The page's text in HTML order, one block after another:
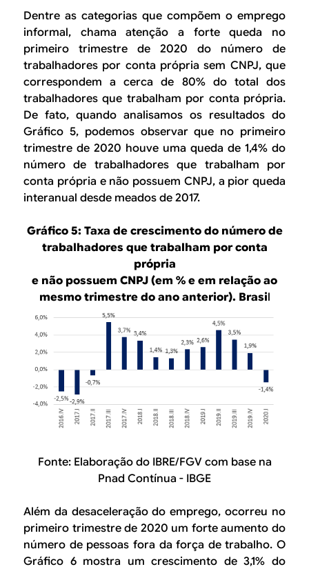
Dentre as categorias que compõem o emprego
informal, chama atenção a forte queda no
primeiro trimestre de 2020 do número de
trabalhadores por conta própria sem CNPJ, que
correspondem a cerca de 80% do total dos
trabalhadores que trabalham por conta própria.
De fato, quando analisamos os resultados do
Gráfico 5, podemos observar que no primeiro
trimestre de 2020 houve uma queda de 1,4% do
número de trabalhadores que trabalham por
conta própria e não possuem CNPJ, a pior queda
interanual desde meados de 2017.
Gráfico 5: Taxa de crescimento do número de
trabalhadores que trabalham por conta
própria
e não possuem CNPJ (em % e em relação ao
mesmo trimestre do ano anterior). Brasil
Fonte: Elaboração do IBRE/FGV com base na
Pnad Contínua - IBGE
Além da desaceleração do emprego, ocorreu no
primeiro trimestre de 2020 um forte aumento do
número de pessoas fora da força de trabalho. O
Gráfico 6 mostra um crescimento de 3,1% do